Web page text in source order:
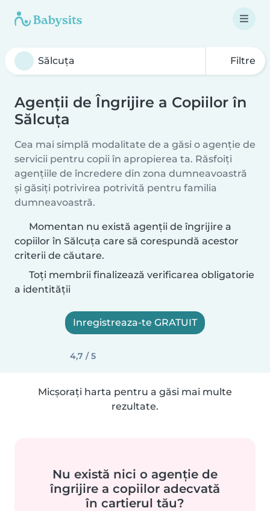
Filtre
Agenții de Îngrijire a Copiilor în
Sălcuţa
Cea mai simplă modalitate de a găsi o agenție de
servicii pentru copii în apropierea ta. Răsfoiți
agențiile de încredere din zona dumneavoastră
și găsiți potrivirea potrivită pentru familia
dumneavoastră.
Momentan nu există agenții de îngrijire a
copiilor în Sălcuţa care să corespundă acestor
criterii de căutare.
Toți membrii finalizează verificarea obligatorie
a identității
Inregistreaza-te GRATUIT
4,7 / 5
Micșorați harta pentru a găsi mai multe
rezultate.
Nu există nici o agenție de
îngrijire a copiilor adecvată
în cartierul tău?